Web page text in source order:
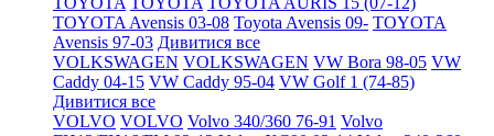
TOYOTA Avensis 03-08 Toyota Avensis 09- TOYOTA
Avensis 97-03 Дивитися все
VOLKSWAGEN VOLKSWAGEN VW Bora 98-05 VW
Caddy 04-15 VW Caddy 95-04 VW Golf 1 (74-85)
Дивитися все
VOLVO VOLVO Volvo 340/360 76-91 Volvo